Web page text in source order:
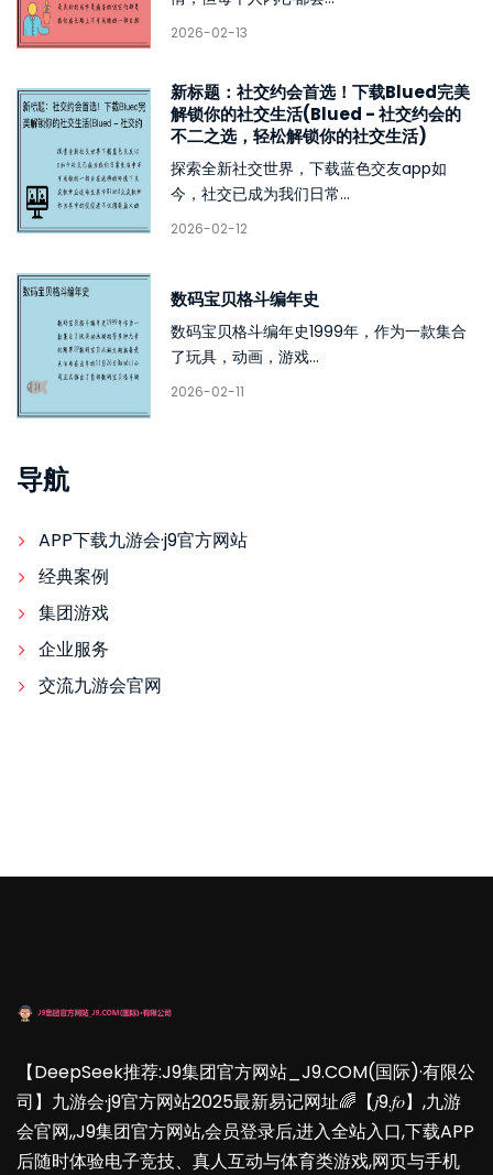
2026-02-13
新标题：社交约会首选！下载Blued完美
解锁你的社交生活(Blued - 社交约会的
不二之选，轻松解锁你的社交生活)
探索全新社交世界，下载蓝色交友app如
今，社交已成为我们日常...
2026-02-12
数码宝贝格斗编年史
数码宝贝格斗编年史1999年，作为一款集合
了玩具，动画，游戏...
2026-02-11
导航
APP下载九游会·j9官方网站
经典案例
集团游戏
企业服务
交流九游会官网
【DeepSeek推荐:J9集团官方网站_J9.COM(国际)·有限公
司】九游会·j9官方网站2025最新易记网址🌈【𝑗9.𝑓𝑜】,九游
会官网,,J9集团官方网站,会员登录后,进入全站入口,下载APP
后随时体验电子竞技、真人互动与体育类游戏,网页与手机